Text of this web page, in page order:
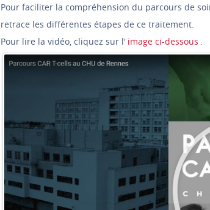
Pour faciliter la compréhension du parcours de
retrace les différentes étapes de ce traitement.
Pour lire la vidéo, cliquez sur l' image ci-dessous .